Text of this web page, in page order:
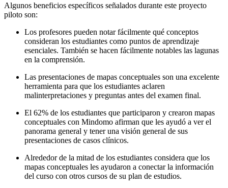
Algunos beneficios específicos señalados durante este proyecto
piloto son:
Los profesores pueden notar fácilmente qué conceptos
consideran los estudiantes como puntos de aprendizaje
esenciales. También se hacen fácilmente notables las lagunas
en la comprensión.
Las presentaciones de mapas conceptuales son una excelente
herramienta para que los estudiantes aclaren
malinterpretaciones y preguntas antes del examen final.
El 62% de los estudiantes que participaron y crearon mapas
conceptuales con Mindomo afirman que les ayudó a ver el
panorama general y tener una visión general de sus
presentaciones de casos clínicos.
Alrededor de la mitad de los estudiantes considera que los
mapas conceptuales les ayudaron a conectar la información
del curso con otros cursos de su plan de estudios.